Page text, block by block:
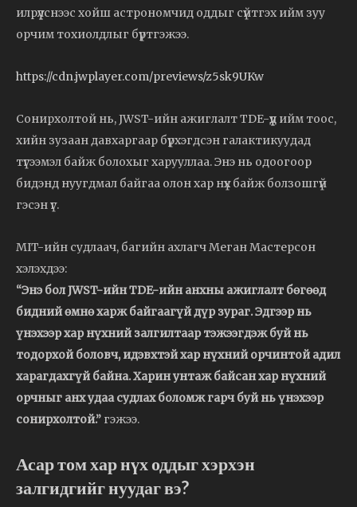
илрүүлснээс хойш астрономчид оддыг сүйтгэх ийм зуу
орчим тохиолдлыг бүртгэжээ.
https://cdn.jwplayer.com/previews/z5sk9UKw
Сонирхолтой нь, JWST-ийн ажиглалт TDE-үүд ийм тоос,
хийн зузаан давхаргаар бүрхэгдсэн галактикуудад
түгээмэл байж болохыг харууллаа. Энэ нь одоогоор
бидэнд нуугдмал байгаа олон хар нүх байж болзошгүй
гэсэн үг.
MIT-ийн судлаач, багийн ахлагч Меган Мастерсон
хэлэхдээ:
“Энэ бол JWST-ийн TDE-ийн анхны ажиглалт бөгөөд
бидний өмнө харж байгаагүй дүр зураг. Эдгээр нь
үнэхээр хар нүхний залгилтаар тэжээгдэж буй нь
тодорхой боловч, идэвхтэй хар нүхний орчинтой адил
харагдахгүй байна. Харин унтаж байсан хар нүхний
орчныг анх удаа судлах боломж гарч буй нь үнэхээр
сонирхолтой.” гэжээ.
Асар том хар нүх оддыг хэрхэн
залгидгийг нуудаг вэ?